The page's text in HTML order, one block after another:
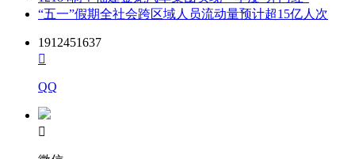
“五一”假期全社会跨区域人员流动量预计超15亿人次
1912451637

QQ
